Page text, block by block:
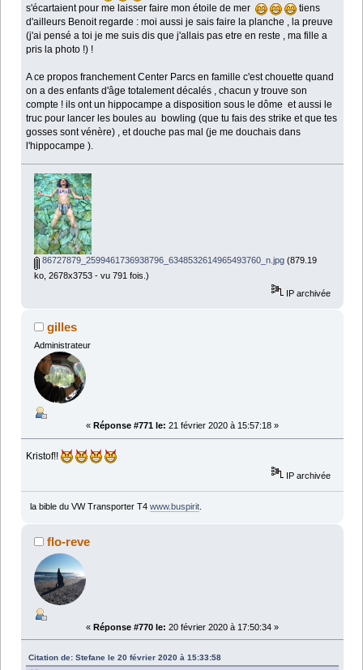
s'écartaient pour me laisser faire mon étoile de mer
tiens
d'ailleurs Benoit regarde : moi aussi je sais faire la planche , la preuve
(j'ai pensé a toi je me suis dis que j'allais pas etre en reste , ma fille a
pris la photo !) !
A ce propos franchement Center Parcs en famille c'est chouette quand
on a des enfants d'âge totalement décalés , chacun y trouve son
compte ! ils ont un hippocampe a disposition sous le dôme et aussi le
truc pour lancer les boules au bowling (que tu fais des strike et que tes
gosses sont vénère) , et douche pas mal (je me douchais dans
l'hippocampe ).
86727879_2599461736938796_6348532614965493760_n.jpg(879.19
ko, 2678x3753 - vu 791 fois.)
IP archivée
gilles
Administrateur
« Réponse #771 le: 21 février 2020 à 15:57:18 »
Kristof!!
IP archivée
la bible du VW Transporter T4 www.buspirit.
flo-reve
« Réponse #770 le: 20 février 2020 à 17:50:34 »
Citation de: Stefane le 20 février 2020 à 15:33:58